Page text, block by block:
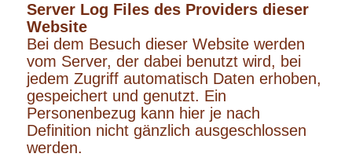
Server Log Files des Providers dieser
Website
Bei dem Besuch dieser Website werden
vom Server, der dabei benutzt wird, bei
jedem Zugriff automatisch Daten erhoben,
gespeichert und genutzt. Ein
Personenbezug kann hier je nach
Definition nicht gänzlich ausgeschlossen
werden.